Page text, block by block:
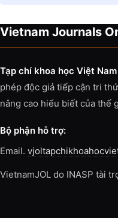
Vietnam Journals
Tạp chí khoa học Việt
phép độc giả tiếp cận tri
nâng cao hiểu biết của thế
Bộ phận hỗ trợ:
Email.
VietnamJOL do INASP tài